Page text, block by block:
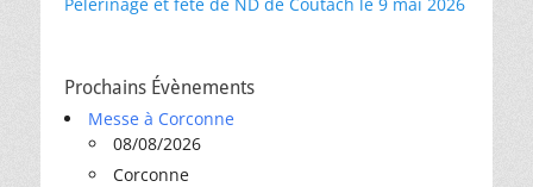
Prochains Évènements
Messe à Corconne
08/08/2026
Corconne